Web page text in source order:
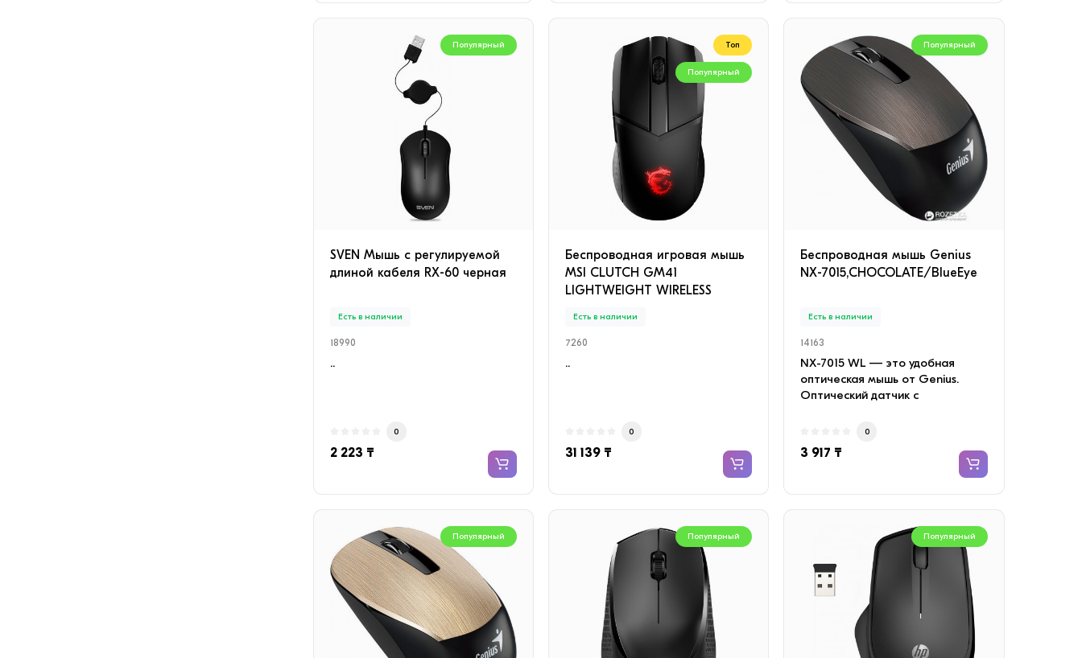
Популярный
SVEN Мышь с регулируемой
длиной кабеля RX-60 черная
Есть в наличии
18990
..
0
2 223 ₸
Топ
Популярный
Беспроводная игровая мышь
MSI CLUTCH GM41
LIGHTWEIGHT WIRELESS
Есть в наличии
7260
..
0
31 139 ₸
Популярный
Беспроводная мышь Genius
NX-7015,CHOCOLATE/BlueEye
Есть в наличии
14163
NX-7015 WL — это удобная
оптическая мышь от Genius.
Оптический датчик с
0
3 917 ₸
Популярный Популярный Популярный